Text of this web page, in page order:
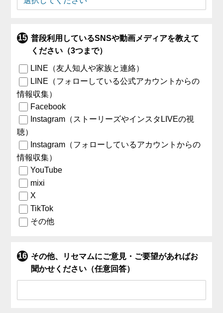
普段利用しているSNSや動画メディアを教えて
ください（3つまで）
LINE（友人知人や家族と連絡）
LINE（フォローしている公式アカウントからの
情報収集）
Facebook
Instagram（ストーリーズやインスタLIVEの視
聴）
Instagram（フォローしているアカウントからの
情報収集）
YouTube
mixi
X
TikTok
その他
その他、リセマムにご意見・ご要望があればお
聞かせください（任意回答）